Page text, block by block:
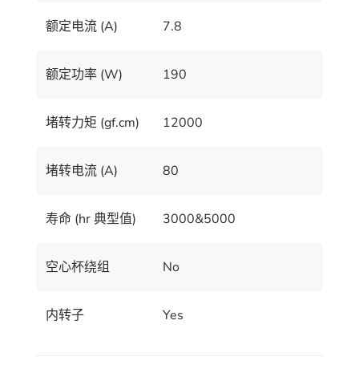
额定电流 (A) 7.8
额定功率 (W) 190
堵转力矩 (gf.cm) 12000
堵转电流 (A) 80
寿命 (hr 典型值) 3000&5000
空心杯绕组 No
内转子 Yes